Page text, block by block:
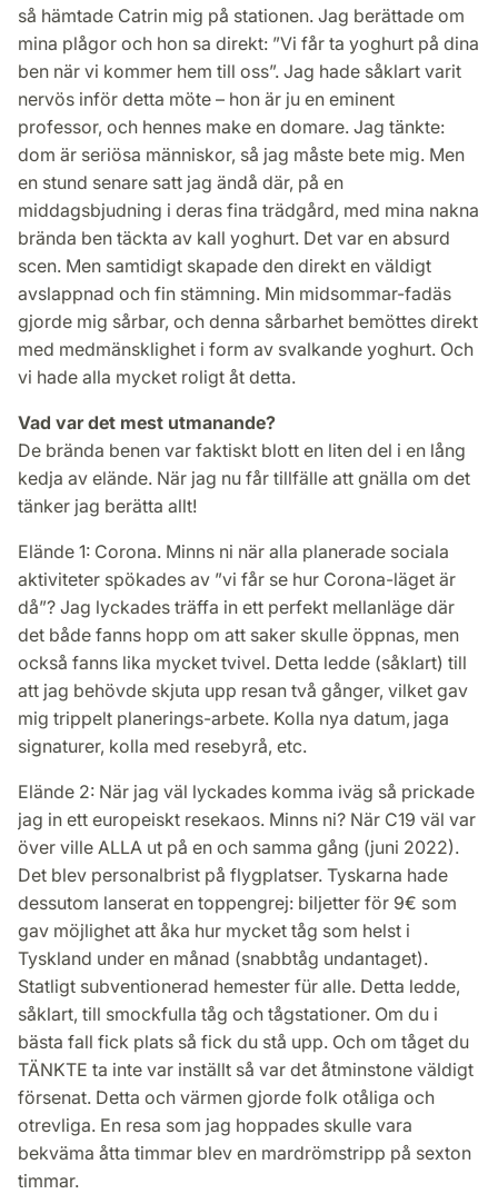
så hämtade Catrin mig på stationen. Jag berättade om
mina plågor och hon sa direkt: ”Vi får ta yoghurt på dina
ben när vi kommer hem till oss”. Jag hade såklart varit
nervös inför detta möte – hon är ju en eminent
professor, och hennes make en domare. Jag tänkte:
dom är seriösa människor, så jag måste bete mig. Men
en stund senare satt jag ändå där, på en
middagsbjudning i deras fina trädgård, med mina nakna
brända ben täckta av kall yoghurt. Det var en absurd
scen. Men samtidigt skapade den direkt en väldigt
avslappnad och fin stämning. Min midsommar-fadäs
gjorde mig sårbar, och denna sårbarhet bemöttes direkt
med medmänsklighet i form av svalkande yoghurt. Och
vi hade alla mycket roligt åt detta.
Vad var det mest utmanande?
De brända benen var faktiskt blott en liten del i en lång
kedja av elände. När jag nu får tillfälle att gnälla om det
tänker jag berätta allt!
Elände 1: Corona. Minns ni när alla planerade sociala
aktiviteter spökades av ”vi får se hur Corona-läget är
då”? Jag lyckades träffa in ett perfekt mellanläge där
det både fanns hopp om att saker skulle öppnas, men
också fanns lika mycket tvivel. Detta ledde (såklart) till
att jag behövde skjuta upp resan två gånger, vilket gav
mig trippelt planerings-arbete. Kolla nya datum, jaga
signaturer, kolla med resebyrå, etc.
Elände 2: När jag väl lyckades komma iväg så prickade
jag in ett europeiskt resekaos. Minns ni? När C19 väl var
över ville ALLA ut på en och samma gång (juni 2022).
Det blev personalbrist på flygplatser. Tyskarna hade
dessutom lanserat en toppengrej: biljetter för 9€ som
gav möjlighet att åka hur mycket tåg som helst i
Tyskland under en månad (snabbtåg undantaget).
Statligt subventionerad hemester für alle. Detta ledde,
såklart, till smockfulla tåg och tågstationer. Om du i
bästa fall fick plats så fick du stå upp. Och om tåget du
TÄNKTE ta inte var inställt så var det åtminstone väldigt
försenat. Detta och värmen gjorde folk otåliga och
otrevliga. En resa som jag hoppades skulle vara
bekväma åtta timmar blev en mardrömstripp på sexton
timmar.